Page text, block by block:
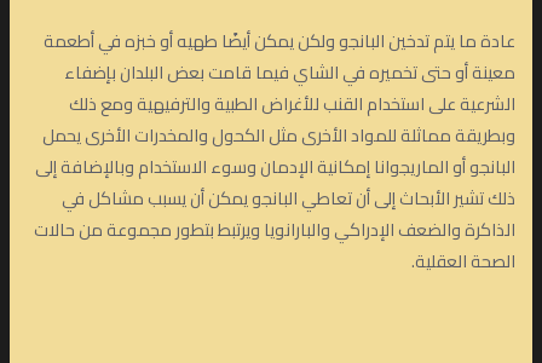
عادة ما يتم تدخين البانجو ولكن يمكن أيضًا طهيه أو خبزه في أطعمة
معينة أو حتى تخميره في الشاي فيما قامت بعض البلدان بإضفاء
الشرعية على استخدام القنب للأغراض الطبية والترفيهية ومع ذلك
وبطريقة مماثلة للمواد الأخرى مثل الكحول والمخدرات الأخرى يحمل
البانجو أو الماريجوانا إمكانية الإدمان وسوء الاستخدام وبالإضافة إلى
ذلك تشير الأبحاث إلى أن تعاطي البانجو يمكن أن يسبب مشاكل في
الذاكرة والضعف الإدراكي والبارانويا ويرتبط بتطور مجموعة من حالات
الصحة العقلية.